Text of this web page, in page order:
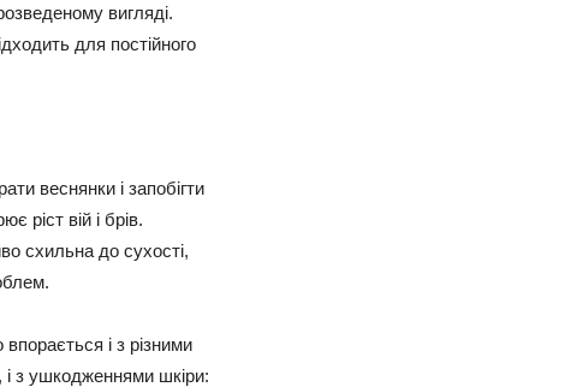
вигляді.
для постійного
веснянки і запобігти
ріст вій і брів.
схильна до сухості,
і з різними
з ушкодженнями шкіри: